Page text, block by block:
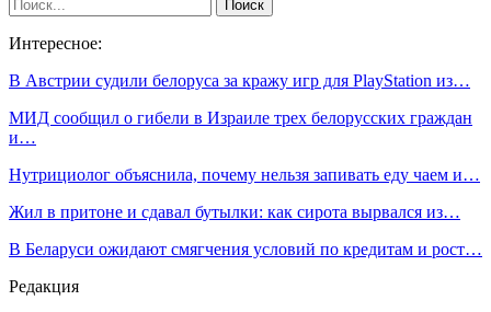
Интересное:
В Австрии судили белоруса за кражу игр для PlayStation из…
МИД сообщил о гибели в Израиле трех белорусских граждан
и…
Нутрициолог объяснила, почему нельзя запивать еду чаем и…
Жил в притоне и сдавал бутылки: как сирота вырвался из…
В Беларуси ожидают смягчения условий по кредитам и рост…
Редакция